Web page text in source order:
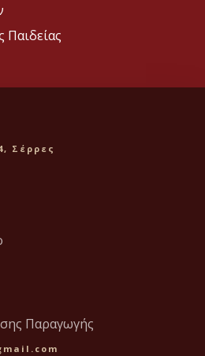
Σέρρες
Παραγωγής